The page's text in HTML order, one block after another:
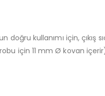
kullanımı için, çıkış
için 11 mm Ø kovan